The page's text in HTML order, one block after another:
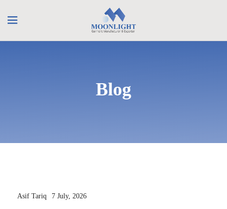
Blog
Asif Tariq 7 July, 2026